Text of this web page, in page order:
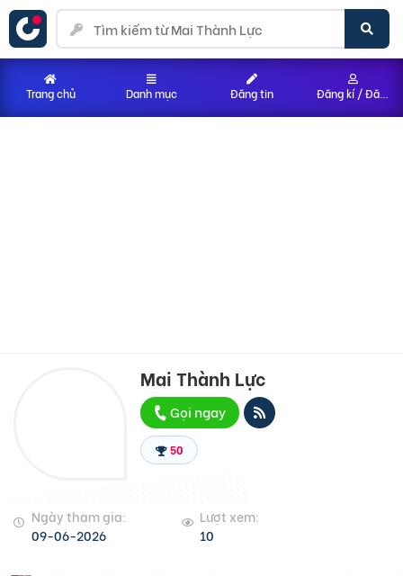
50
Mai Thành Lực
Gọi ngay
Ngày tham gia:
09-06-2026
Lượt xem:
10
Trang chủ Danh mục Đăng tin